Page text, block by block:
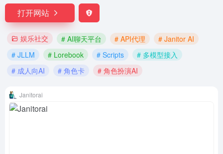
打开网站
娱乐社交 # AI聊天平台 # API代理
# Janitor AI
# JLLM
# Lorebook # Scripts
# 多模型接入
# 成人向AI
# 角色卡 # 角色扮演AI
Janitorai